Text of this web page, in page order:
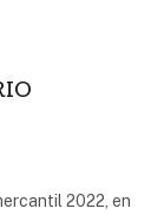
2022, en